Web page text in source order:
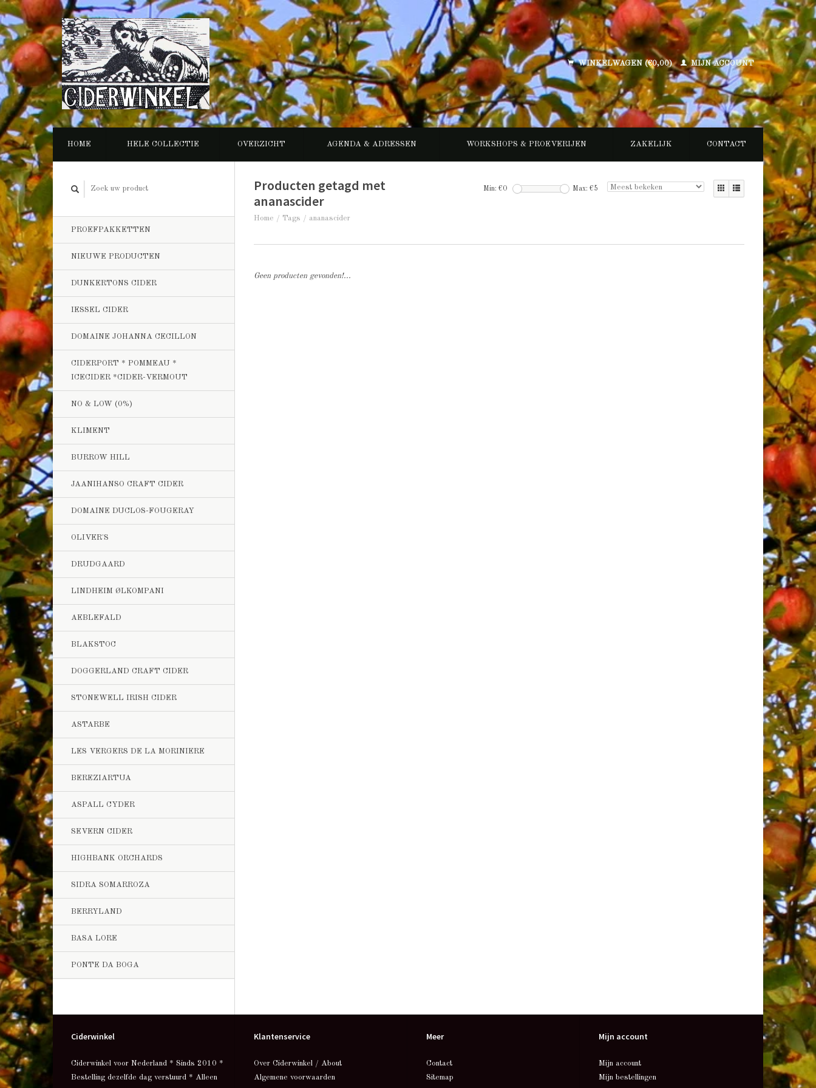
WINKELWAGEN (€0,00) MIJN ACCOUNT
HOME HELE COLLECTIE OVERZICHT AGENDA & ADRESSEN WORKSHOPS & PROEVERIJEN ZAKELIJK CONTACT
PROEFPAKKETTEN
NIEUWE PRODUCTEN
DUNKERTONS CIDER
IESSEL CIDER
DOMAINE JOHANNA CECILLON
CIDERPORT * POMMEAU *
ICECIDER *CIDER-VERMOUT
NO & LOW (0%)
KLIMENT
BURROW HILL
JAANIHANSO CRAFT CIDER
DOMAINE DUCLOS-FOUGERAY
OLIVER'S
DRUDGAARD
LINDHEIM ØLKOMPANI
AEBLEFALD
BLAKSTOC
DOGGERLAND CRAFT CIDER
STONEWELL IRISH CIDER
ASTARBE
LES VERGERS DE LA MORINIERE
BEREZIARTUA
ASPALL CYDER
SEVERN CIDER
HIGHBANK ORCHARDS
SIDRA SOMARROZA
BERRYLAND
BASA LORE
PONTE DA BOGA
Producten getagd met
ananascider
Home / Tags / ananascider
Min: €0 Max: €5
Geen producten gevonden!...
Ciderwinkel
Ciderwinkel voor Nederland * Sinds 2010 *
Bestelling dezelfde dag verstuurd * Alleen
Klantenservice
Over Ciderwinkel / About
Algemene voorwaarden
Meer
Contact
Sitemap
Mijn account
Mijn account
Mijn bestellingen